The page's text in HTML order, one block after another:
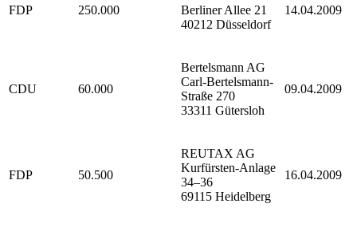
FDP 250.000
Berliner Allee 21
40212 Düsseldorf
14.04.2009
CDU 60.000
Bertelsmann AG
Carl-Bertelsmann-
Straße 270
33311 Gütersloh
09.04.2009
FDP 50.500
REUTAX AG
Kurfürsten-Anlage
34–36
69115 Heidelberg
16.04.2009